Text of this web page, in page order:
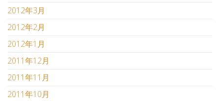
2012年3月
2012年2月
2012年1月
2011年12月
2011年11月
2011年10月